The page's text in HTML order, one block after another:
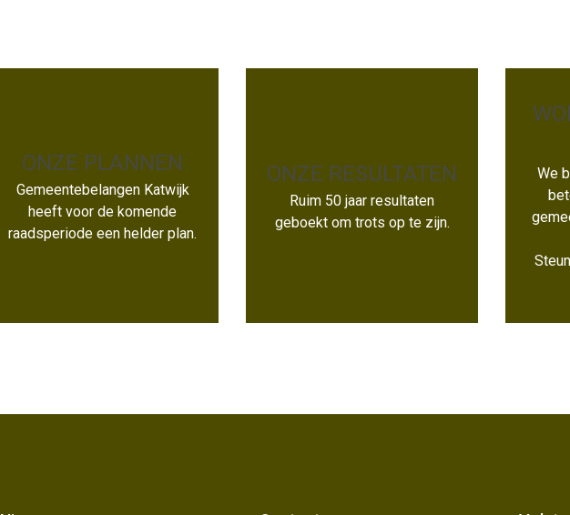
ONZE PLANNEN
Gemeentebelangen Katwijk
heeft voor de komende
raadsperiode een helder plan.
ONZE PLANNEN
ONZE RESULTATEN
Ruim 50 jaar resultaten
geboekt om trots op te zijn.
ONZE
RESULTATEN
We